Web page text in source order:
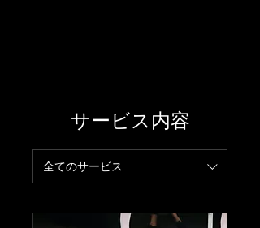
サービス内容
全てのサービス